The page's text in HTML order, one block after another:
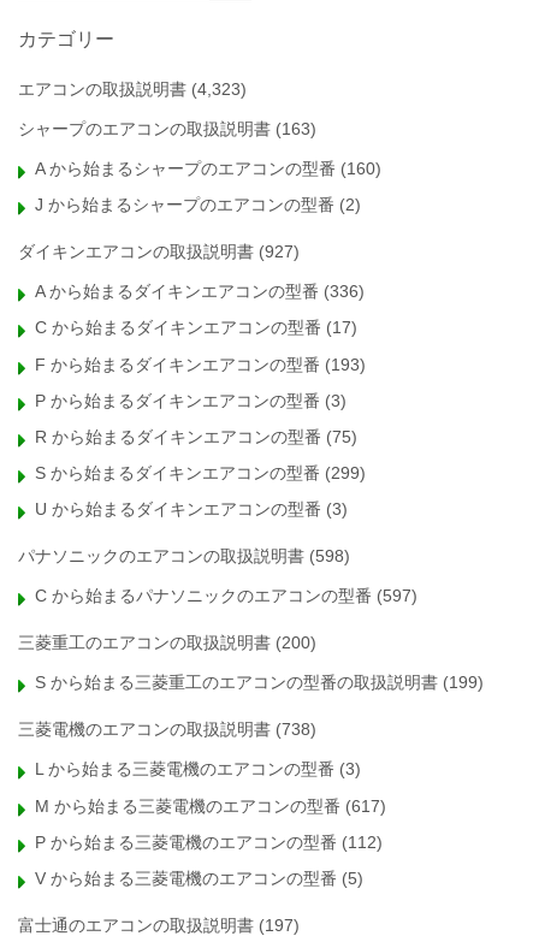
カテゴリー
エアコンの取扱説明書 (4,323)
シャープのエアコンの取扱説明書 (163)
A から始まるシャープのエアコンの型番 (160)
J から始まるシャープのエアコンの型番 (2)
ダイキンエアコンの取扱説明書 (927)
A から始まるダイキンエアコンの型番 (336)
C から始まるダイキンエアコンの型番 (17)
F から始まるダイキンエアコンの型番 (193)
P から始まるダイキンエアコンの型番 (3)
R から始まるダイキンエアコンの型番 (75)
S から始まるダイキンエアコンの型番 (299)
U から始まるダイキンエアコンの型番 (3)
パナソニックのエアコンの取扱説明書 (598)
C から始まるパナソニックのエアコンの型番 (597)
三菱重工のエアコンの取扱説明書 (200)
S から始まる三菱重工のエアコンの型番の取扱説明書 (199)
三菱電機のエアコンの取扱説明書 (738)
L から始まる三菱電機のエアコンの型番 (3)
M から始まる三菱電機のエアコンの型番 (617)
P から始まる三菱電機のエアコンの型番 (112)
V から始まる三菱電機のエアコンの型番 (5)
富士通のエアコンの取扱説明書 (197)